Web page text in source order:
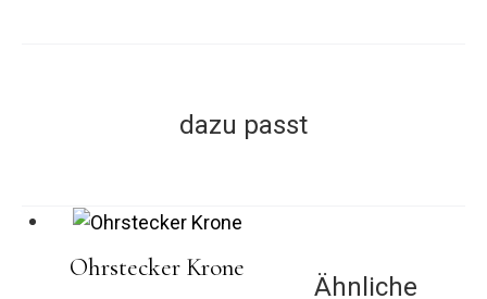
dazu passt
Ohrstecker Krone
Ähnliche